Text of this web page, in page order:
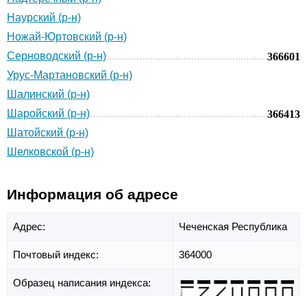
Наурский (р-н)
Ножай-Юртовский (р-н)
Серноводский (р-н)
366601
Урус-Мартановский (р-н)
Шалинский (р-н)
Шаройский (р-н)
366413
Шатойский (р-н)
Шелковской (р-н)
Информация об адресе
Адрес: Чеченская Республика
Почтовый индекс: 364000
Образец написания индекса: